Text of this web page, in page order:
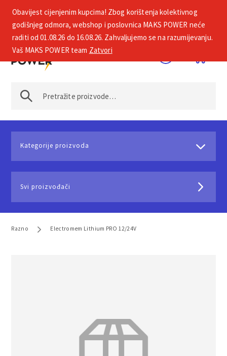
+385 1 2002 575
Kategorije proizvoda
Svi proizvođači
Razno Electromem Lithium PRO 12/24V
Obavijest cijenjenim kupcima! Zbog korištenja kolektivnog
godišnjeg odmora, webshop i poslovnica MAKS POWER neće
raditi od 01.08.26 do 16.08.26. Zahvaljujemo se na razumijevanju.
Vaš MAKS POWER team Zatvori